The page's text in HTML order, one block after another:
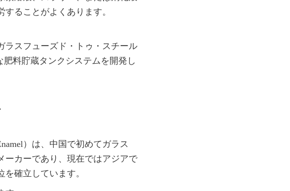
ることがよくあります。
ラスフューズド・トゥ・スチール
肥料貯蔵タンクシステムを開発し
）は、中国で初めてガラス
ーカーであり、現在ではアジアで
確立しています。